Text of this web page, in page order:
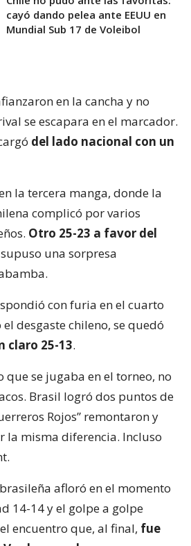
cayó dando pelea ante EEUU en
Mundial Sub 17 de Voleibol
en la cancha y no
se escapara en el marcador.
del lado nacional con un
la tercera manga, donde la
complicó por varios
Otro 25-23 a favor del
supuso una sorpresa
con furia en el cuarto
desgaste chileno, se quedó
claro 25-13.
que se jugaba en el torneo, no
Brasil logró dos puntos de
Rojos” remontaron y
la misma diferencia. Incluso
afloró en el momento
14-14 y el golpe a golpe
encuentro que, al final, fue